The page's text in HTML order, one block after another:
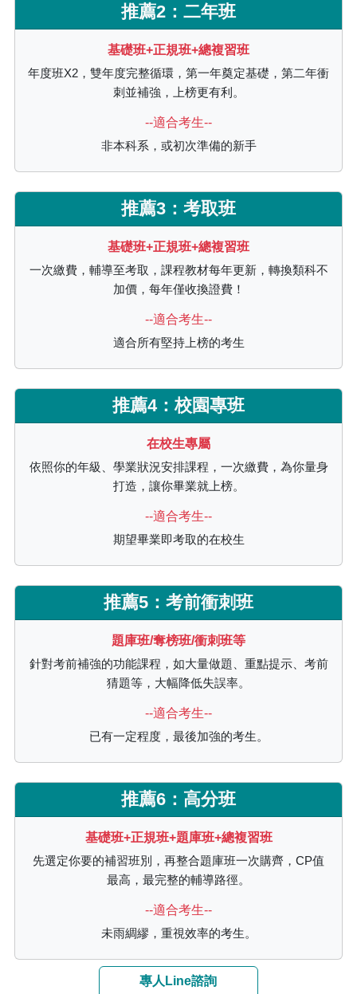
推薦2：二年班
基礎班+正規班+總複習班
年度班X2，雙年度完整循環，第一年奠定基礎，第二年衝
刺並補強，上榜更有利。
--適合考生--
非本科系，或初次準備的新手
推薦3：考取班
基礎班+正規班+總複習班
一次繳費，輔導至考取，課程教材每年更新，轉換類科不
加價，每年僅收換證費！
--適合考生--
適合所有堅持上榜的考生
推薦4：校園專班
在校生專屬
依照你的年級、學業狀況安排課程，一次繳費，為你量身
打造，讓你畢業就上榜。
--適合考生--
期望畢業即考取的在校生
推薦5：考前衝刺班
題庫班/奪榜班/衝刺班等
針對考前補強的功能課程，如大量做題、重點提示、考前
猜題等，大幅降低失誤率。
--適合考生--
已有一定程度，最後加強的考生。
推薦6：高分班
基礎班+正規班+題庫班+總複習班
先選定你要的補習班別，再整合題庫班一次購齊，CP值
最高，最完整的輔導路徑。
--適合考生--
未雨綢繆，重視效率的考生。
專人Line諮詢